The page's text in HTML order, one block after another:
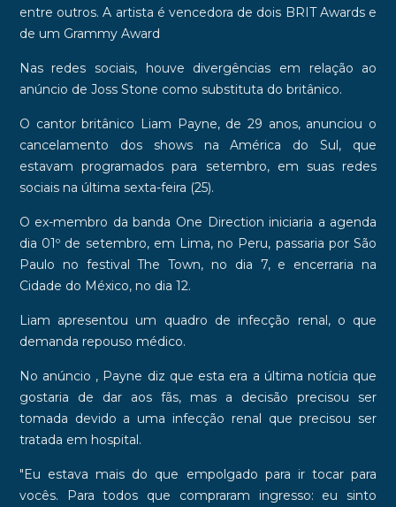
entre outros. A artista é vencedora de dois BRIT Awards e
de um Grammy Award
Nas redes sociais, houve divergências em relação ao
anúncio de Joss Stone como substituta do britânico.
O cantor britânico Liam Payne, de 29 anos, anunciou o
cancelamento dos shows na América do Sul, que
estavam programados para setembro, em suas redes
sociais na última sexta-feira (25).
O ex-membro da banda One Direction iniciaria a agenda
dia 01º de setembro, em Lima, no Peru, passaria por São
Paulo no festival The Town, no dia 7, e encerraria na
Cidade do México, no dia 12.
Liam apresentou um quadro de infecção renal, o que
demanda repouso médico.
No anúncio , Payne diz que esta era a última notícia que
gostaria de dar aos fãs, mas a decisão precisou ser
tomada devido a uma infecção renal que precisou ser
tratada em hospital.
"Eu estava mais do que empolgado para ir tocar para
vocês. Para todos que compraram ingresso: eu sinto